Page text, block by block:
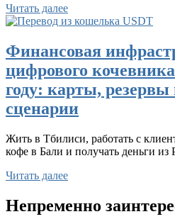
Читать далее
Финансовая
цифрового
году: карты, резервы
сценарии
Жить в Тбилиси, работать с
кофе в Бали и получать деньги
Читать далее
Непременно